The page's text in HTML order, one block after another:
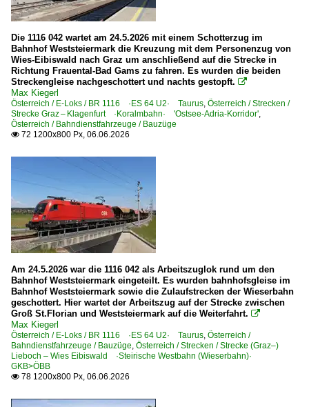
Die 1116 042 wartet am 24.5.2026 mit einem Schotterzug im
Bahnhof Weststeiermark die Kreuzung mit dem Personenzug von
Wies-Eibiswald nach Graz um anschließend auf die Strecke in
Richtung Frauental-Bad Gams zu fahren. Es wurden die beiden
Streckengleise nachgeschottert und nachts gestopft. 
Max Kiegerl
Österreich / E-Loks / BR 1116 ·ES 64 U2· Taurus, Österreich / Strecken /
Strecke Graz – Klagenfurt ·Koralmbahn· 'Ostsee-Adria-Korridor',
Österreich / Bahndienstfahrzeuge / Bauzüge
 72 1200x800 Px, 06.06.2026
Am 24.5.2026 war die 1116 042 als Arbeitszuglok rund um den
Bahnhof Weststeiermark eingeteilt. Es wurden bahnhofsgleise im
Bahnhof Weststeiermark sowie die Zulaufstrecken der Wieserbahn
geschottert. Hier wartet der Arbeitszug auf der Strecke zwischen
Groß St.Florian und Weststeiermark auf die Weiterfahrt. 
Max Kiegerl
Österreich / E-Loks / BR 1116 ·ES 64 U2· Taurus, Österreich /
Bahndienstfahrzeuge / Bauzüge, Österreich / Strecken / Strecke (Graz–)
Lieboch – Wies Eibiswald ·Steirische Westbahn (Wieserbahn)·
GKB>ÖBB
 78 1200x800 Px, 06.06.2026